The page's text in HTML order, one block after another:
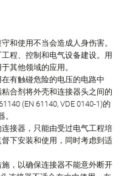
和使用不当会造成人身伤害。
程、控制和电气设备建设。用
其他领域的应用。
有触碰危险的电压的电路中
合剂将外壳和连接器头之间的
(EN 61140, VDE 0140-1)的
。
接器，只能由受过电气工程培
下安装和使用，同时考虑到适
，以确保连接器不能意外断开